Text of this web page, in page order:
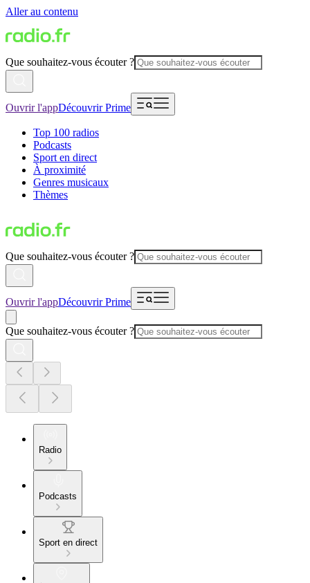
Aller au contenu
Que souhaitez-vous écouter ?
Ouvrir l'appDécouvrir Prime
Top 100 radios
Podcasts
Sport en direct
À proximité
Genres musicaux
Thèmes
Que souhaitez-vous écouter ?
Ouvrir l'appDécouvrir Prime
Que souhaitez-vous écouter ?
Radio
Podcasts
Sport en direct